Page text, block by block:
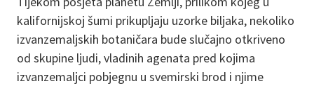
kalifornijskoj šumi prikupljaju uzorke biljaka, nekoliko
izvanzemaljskih botaničara bude slučajno otkriveno
od skupine ljudi, vladinih agenata pred kojima
izvanzemaljci pobjegnu u svemirski brod i njime